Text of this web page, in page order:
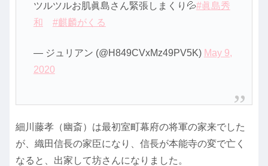
ツルツルお肌眞島さん緊張しまくり💦#眞島秀
和
#麒麟がくる
— ジュリアン (@H849CVxMz49PV5K) May 9,
2020
細川藤孝（幽斎）は最初室町幕府の将軍の家来でした
が、織田信長の家臣になり、信長が本能寺の変で亡く
なると、出家して坊さんになりました。